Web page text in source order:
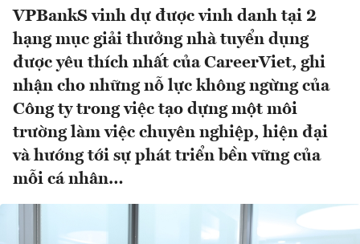
VPBankS vinh dự được vinh danh tại 2
hạng mục giải thưởng nhà tuyển dụng
được yêu thích nhất của CareerViet, ghi
nhận cho những nỗ lực không ngừng của
Công ty trong việc tạo dựng một môi
trường làm việc chuyên nghiệp, hiện đại
và hướng tới sự phát triển bền vững của
mỗi cá nhân…